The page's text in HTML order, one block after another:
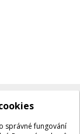
správné fungování